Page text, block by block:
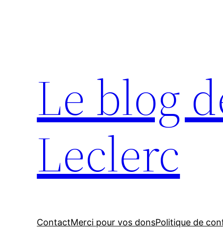
Le blog
Leclerc
ContactMerci pour vos donsPolitique de